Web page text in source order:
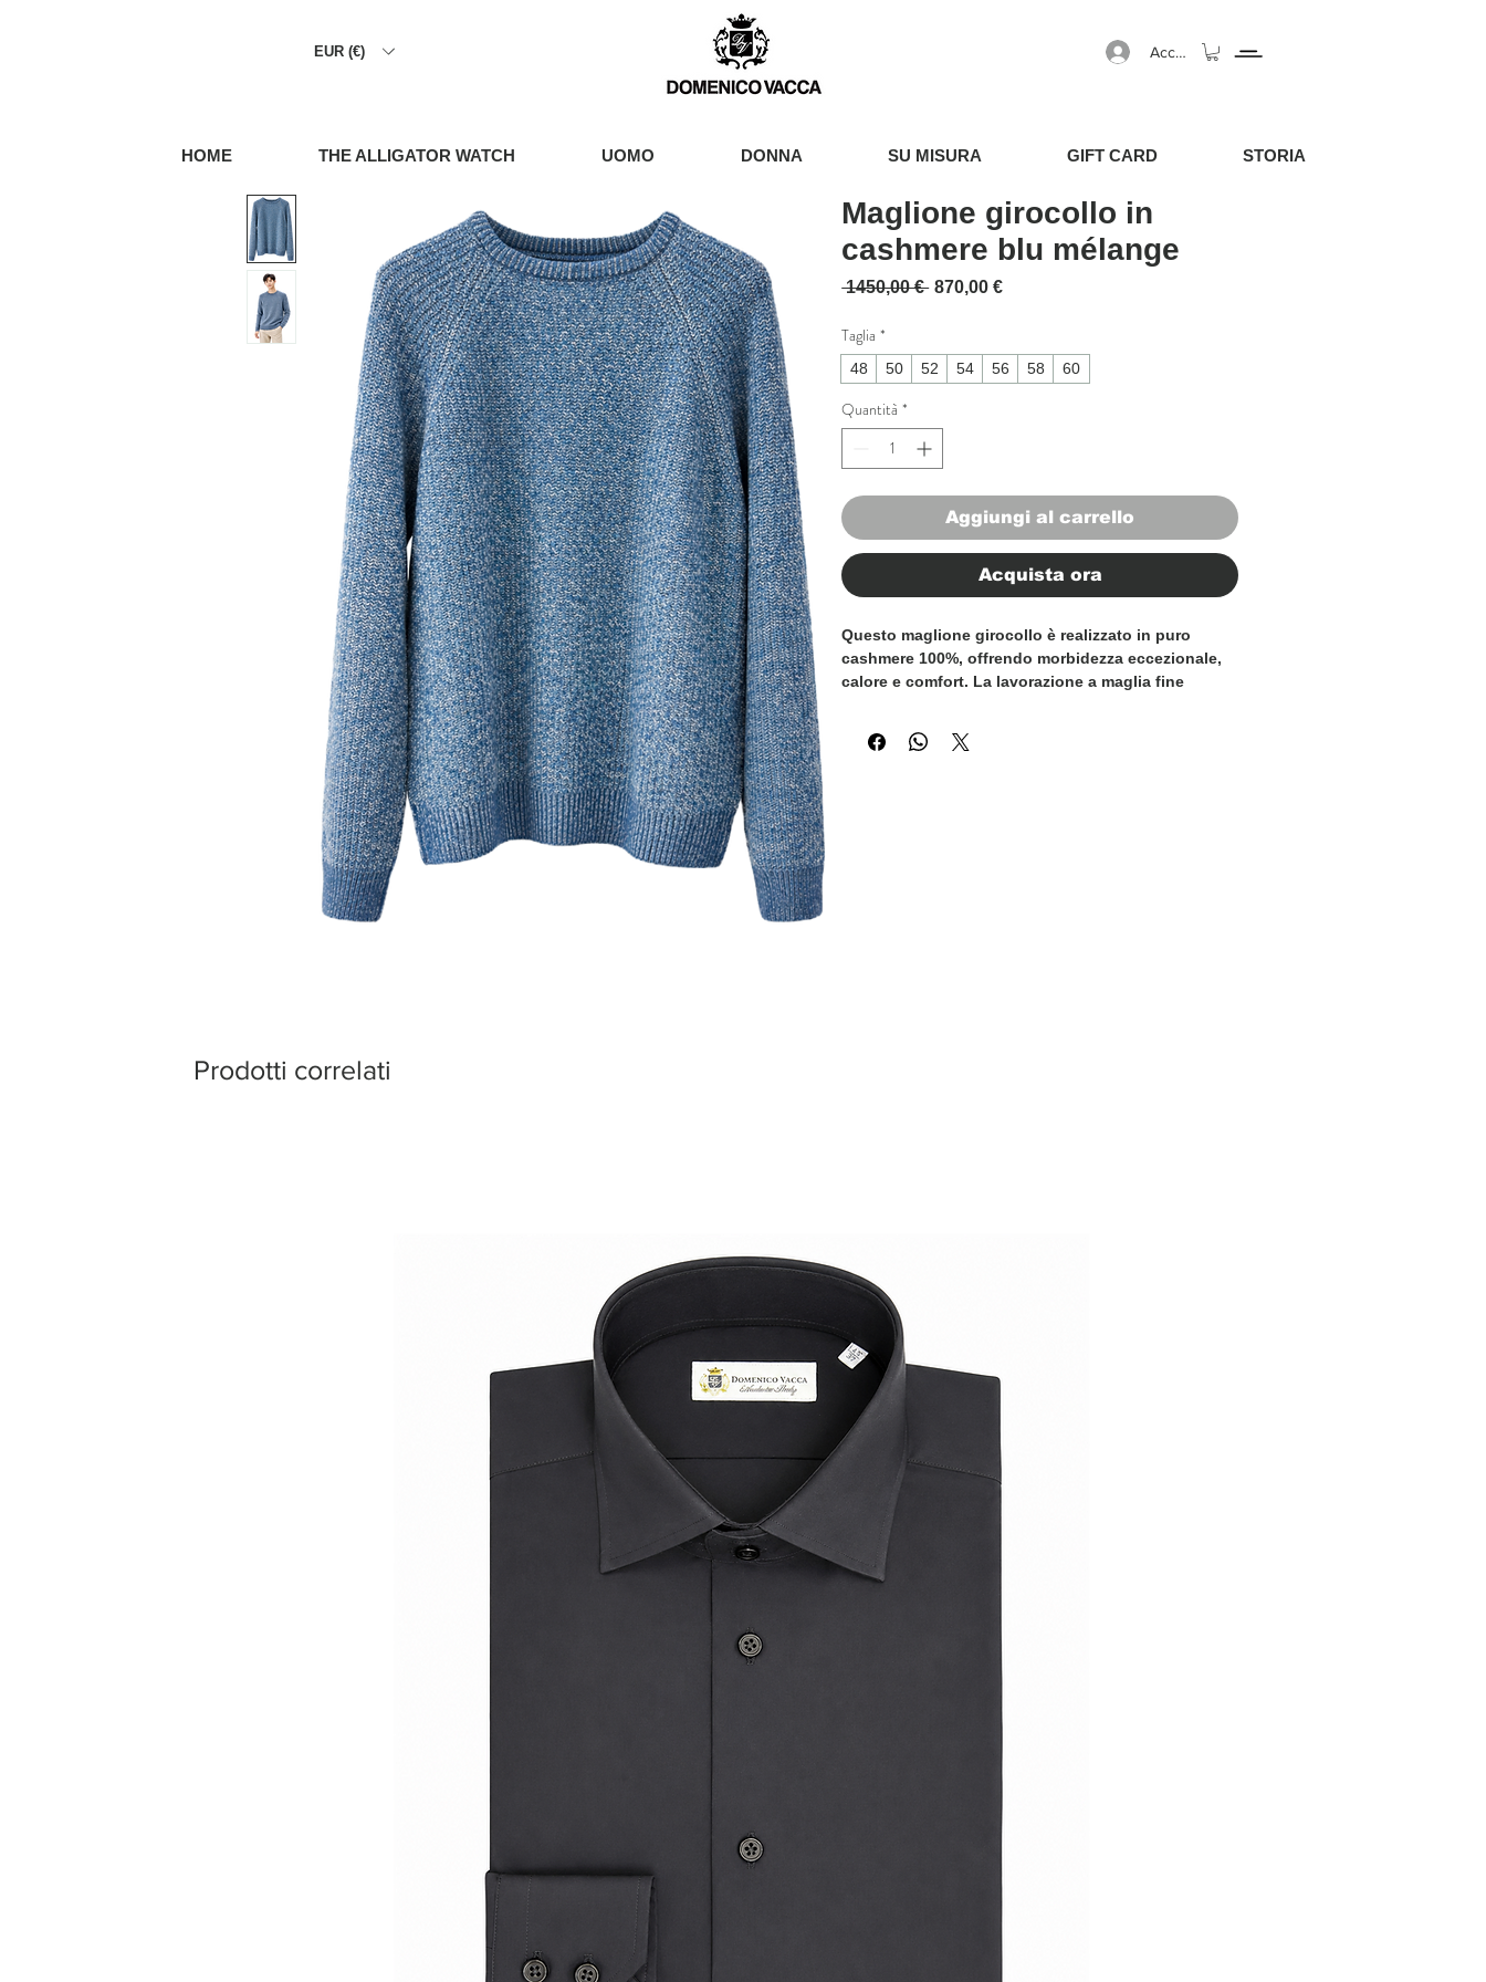
EUR (€) Accedi
HOME THE ALLIGATOR WATCH UOMO DONNA SU MISURA GIFT CARD STORIA
Maglione girocollo in
cashmere blu mélange
1450,00 € Prezzo regolare
870,00 €Prezzo scontato
Taglia *
48 50 52 54 56 58 60
Quantità *
Aggiungi al carrello
Acquista ora
Questo maglione girocollo è realizzato in puro
cashmere 100%, offrendo morbidezza eccezionale,
calore e comfort. La lavorazione a maglia fine
Prodotti correlati